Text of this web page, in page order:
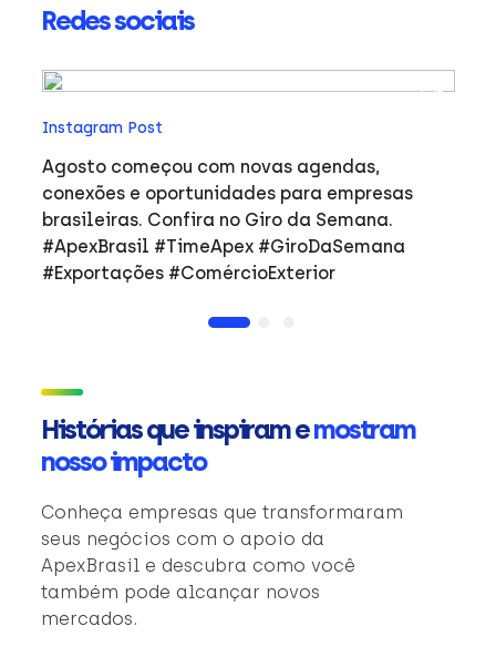
Redes sociais
Instagram Post
Agosto começou com novas agendas,
conexões e oportunidades para empresas
brasileiras. Confira no Giro da Semana.
#ApexBrasil #TimeApex #GiroDaSemana
#Exportações #ComércioExterior
Histórias que inspiram emostram
nosso impacto
Conheça empresas que transformaram
seus negócios com o apoio da
ApexBrasil e descubra como você
também pode alcançar novos
mercados.